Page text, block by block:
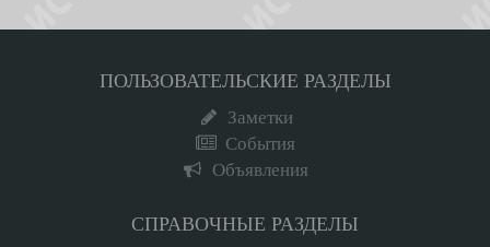
ПОЛЬЗОВАТЕЛЬСКИЕ РАЗДЕЛЫ
Заметки
События
Объявления
СПРАВОЧНЫЕ РАЗДЕЛЫ